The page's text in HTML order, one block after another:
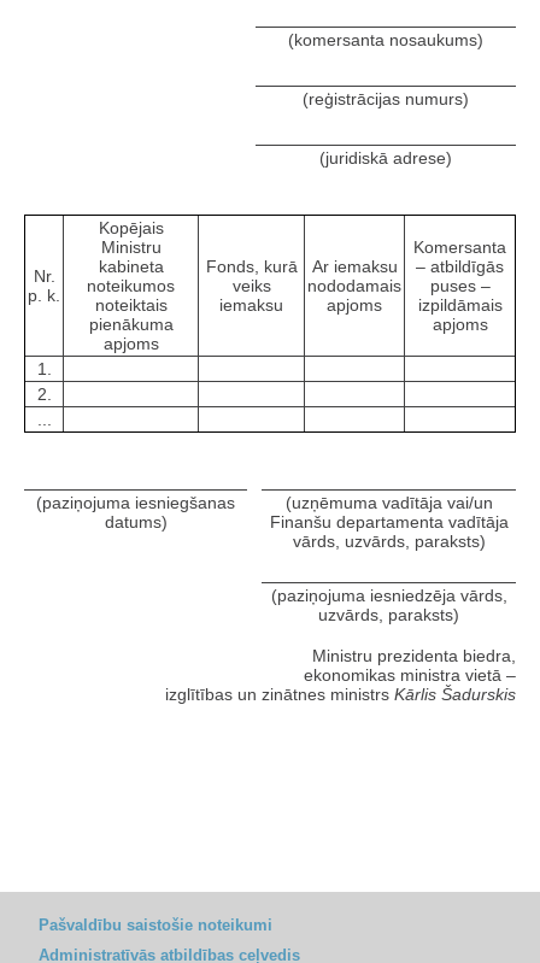
(komersanta nosaukums)
(reģistrācijas numurs)
(juridiskā adrese)
Nr.
p. k.
Kopējais
Ministru
kabineta
noteikumos
noteiktais
pienākuma
apjoms
Fonds, kurā
veiks
iemaksu
Ar iemaksu
nododamais
apjoms
Komersanta
– atbildīgās
puses –
izpildāmais
apjoms
1.
2.
(paziņojuma iesniegšanas
datums)
(uzņēmuma vadītāja vai/un
Finanšu departamenta vadītāja
vārds, uzvārds, paraksts)
(paziņojuma iesniedzēja vārds,
uzvārds, paraksts)
Ministru prezidenta biedra,
ekonomikas ministra vietā –
izglītības un zinātnes ministrs Kārlis Šadurskis
Pašvaldību saistošie noteikumi
Administratīvās atbildības ceļvedis